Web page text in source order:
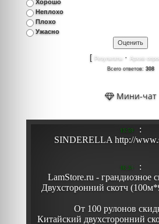
Хорошо
Неплохо
Плохо
Ужасно
[ Результаты · Архив
Всего ответов: 308
Мини-чат